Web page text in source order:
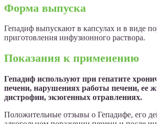
Форма выпуска
Гепадиф выпускают в капсулах и в виде
приготовления инфузионного раствора.
Показания к применению
Гепадиф используют при гепатите
печени, нарушениях работы печени, ее
дистрофии, экзогенных отравлениях.
Положительные отзывы о Гепадифе, его